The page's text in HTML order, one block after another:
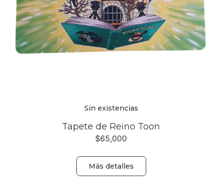
Sin existencias
Tapete de Reino Toon
$65,000
Más detalles